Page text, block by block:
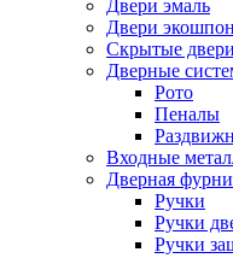
Двери эмаль
Двери экошпон
Скрытые
Дверные
Рото
Пеналы
Входные
Дверная
Ручки
Ручки
Ручки